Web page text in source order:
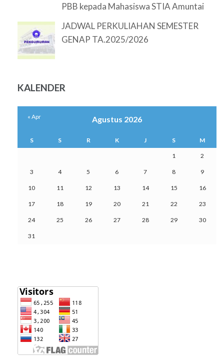
PBB kepada Mahasiswa STIA Amuntai
JADWAL PERKULIAHAN SEMESTER
GENAP TA.2025/2026
KALENDER
Agustus 2026
S S R K J S M
1 2
3 4 5 6 7 8 9
10 11 12 13 14 15 16
17 18 19 20 21 22 23
24 25 26 27 28 29 30
31
« Apr